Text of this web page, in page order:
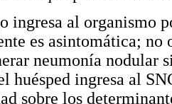
ingresa al organismo
es asintomática;
neumonía nodular
huésped ingresa al
sobre los